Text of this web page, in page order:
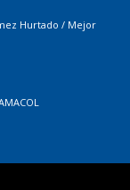
Hurtado / Mejor